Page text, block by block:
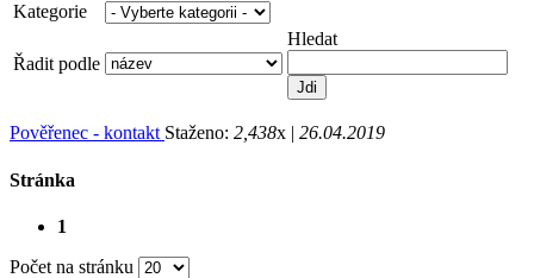
Kategorie
Řadit podle
Hledat
Pověřenec - kontakt Staženo: 2,438x | 26.04.2019
Stránka
1
Počet na stránku